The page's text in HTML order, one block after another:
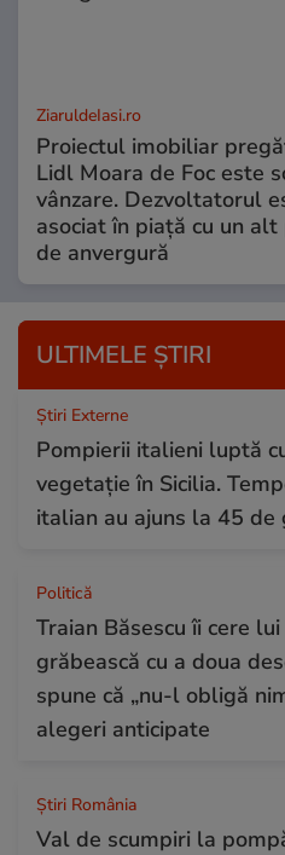
ZiaruldeIasi.ro
Proiectul imobiliar
Lidl Moara de Foc este
vânzare. Dezvoltatorul
asociat în piață cu un
de anvergură
ULTIMELE ȘTIRI
Știri Externe
Pompierii italieni luptă
vegetație în Sicilia.
italian au ajuns la 45 de
Politică
Traian Băsescu îi cere
grăbească cu a doua
spune că „nu-l obligă
alegeri anticipate
Știri România
Val de scumpiri la